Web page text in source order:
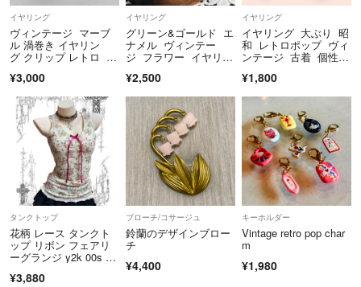
以上◯点です。
と書いていただけるとスムーズです。
【プロフ読んだ】とコメント頂いた方のみ2点目から50円のお値引きと
なります。
毎回お願い致します。:°ஐ
リピート様でも初めからとなります
購入後は無効とします。
着画像は出来ません
購入意思が無いと思われた場合、
コメントは早めに削除します。
発送後のメッセージ送りません。
→発送日等質問があれば事前に言ってください。
発送後のメッセージ不要です。
イヤリング
ヴィンテージ マーブ
ル 渦巻き イヤリン
グ クリップ レトロ ビ
¥3,000
イヤリング
グリーン&ゴールド エ
ナメル ヴィンテー
ジ フラワー イヤリン
¥2,500
イヤリング
イヤリング 大ぶり 昭
和 レトロポップ ヴィ
ンテージ 古着 個性
¥1,800
タンクトップ
花柄 レース タンクト
ップ リボン フェアリ
ーグランジ y2k 00s ギ
¥3,880
ブローチ/コサージュ
鈴蘭のデザインブロー
チ
¥4,400
キーホルダー
Vintage retro pop char
m
¥1,980